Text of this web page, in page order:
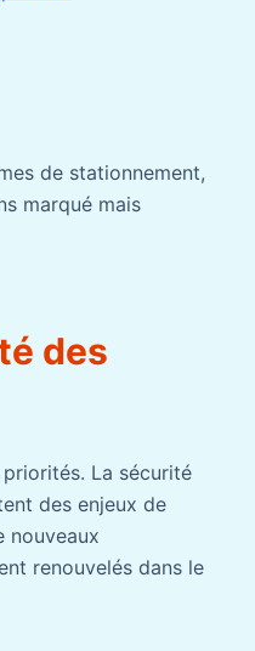
de stationnement,
marqué mais
des
La sécurité
des enjeux de
nouveaux
renouvelés dans le